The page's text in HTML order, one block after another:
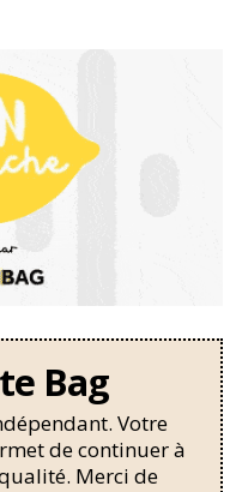
Bag
Votre
de continuer à
Merci de